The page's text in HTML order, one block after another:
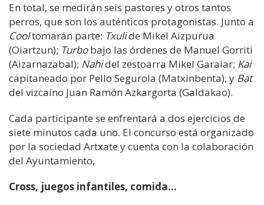
En total, se medirán seis pastores y otros tantos
perros, que son los auténticos protagonistas. Junto a
Cooltomarán parte: Txulide Mikel Aizpurua
(Oiartzun); Turbobajo las órdenes de Manuel Gorriti
(Aizarnazabal); Nahidel zestoarra Mikel Garaiar; Kai
capitaneado por Pello Segurola (Matxinbenta), y Bat
del vizcaíno Juan Ramón Azkargorta (Galdakao).
Cada participante se enfrentará a dos ejercicios de
siete minutos cada uno. El concurso está organizado
por la sociedad Artxate y cuenta con la colaboración
del Ayuntamiento,
Cross, juegos infantiles, comida…